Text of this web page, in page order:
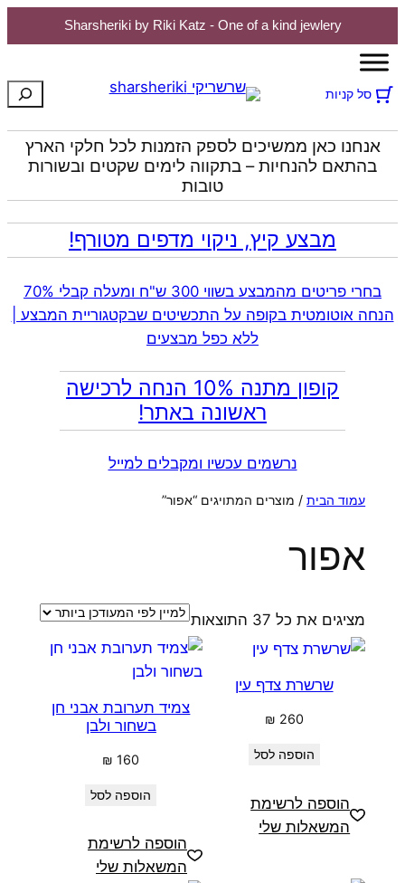
Sharsheriki by Riki Katz - One of a kind jewlery
סל קניות חיפוש
אנחנו כאן ממשיכים לספק הזמנות לכל חלקי הארץ
בהתאם להנחיות – בתקווה לימים שקטים ובשורות
טובות
מבצע קיץ, ניקוי מדפים מטורף!
בחרי פריטים מהמבצע בשווי 300 ש"ח ומעלה קבלי 70%
הנחה אוטומטית בקופה על התכשיטים שבקטגוריית המבצע |
ללא כפל מבצעים
קופון מתנה 10% הנחה לרכישה
ראשונה באתר!
נרשמים עכשיו ומקבלים למייל
עמוד הבית/ מוצרים המתויגים “אפור”
אפור
מציגים את כל ⁦37⁩ התוצאות
ממוין
לפי
הפריט
ביותר
שרשרת צדף עין
₪ 260
הוספה לסל
הוספה לרשימת
המשאלות שלי
צמיד תערובת אבני חן
בשחור ולבן
₪ 160
הוספה לסל
הוספה לרשימת
המשאלות שלי